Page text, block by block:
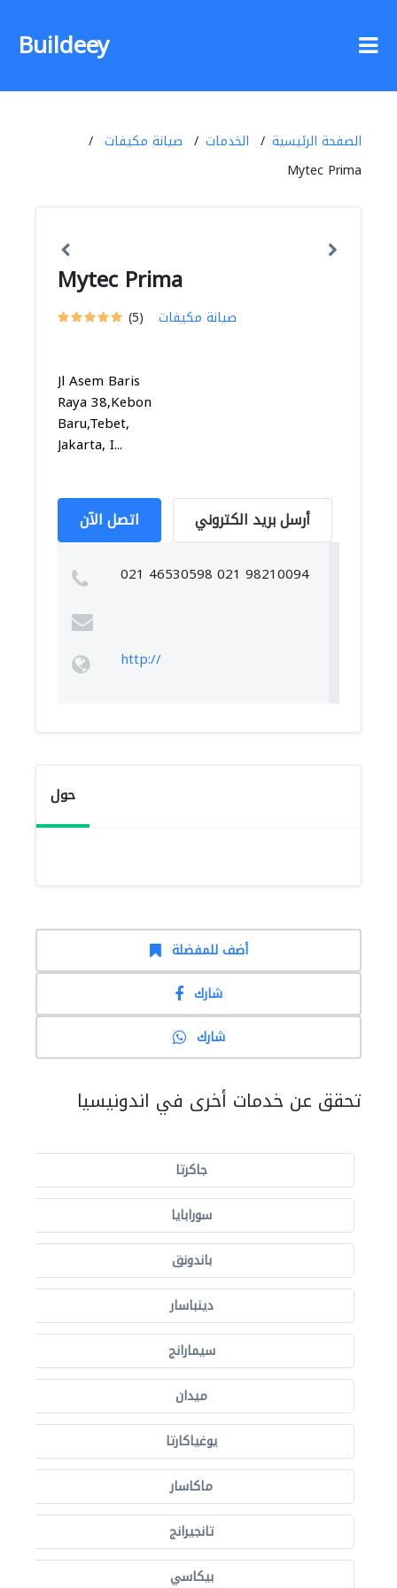
Buildeey
الصفحة الرئيسية الخدمات
صيانة مكيفات
Mytec Prima
Mytec Prima
(5) صيانة مكيفات
Jl Asem Baris
Raya 38,Kebon
Baru,Tebet,
Jakarta, I...
اتصل الآن أرسل بريد الكتروني
021 46530598 021 98210094
http://
حول
أضف للمفضلة
شارك
شارك
تحقق عن خدمات أخرى في اندونيسيا
جاكرتا
سورابايا
باندونق
دينباسار
سيمارانج
ميدان
يوغياكارتا
ماكاسار
تانجيرانج
بيكاسي